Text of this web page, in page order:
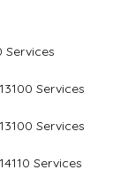
Services
Services
Services
Services